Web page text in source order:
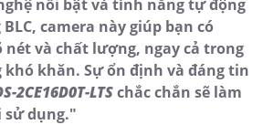
nổi bật và tính năng tự động
camera này giúp bạn có
và chất lượng, ngay cả trong
khó khăn. Sự ổn định và đáng tin
2CE16D0T-LTSchắc chắn sẽ làm
sử dụng."